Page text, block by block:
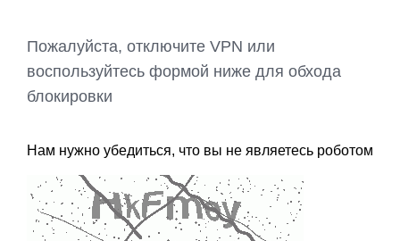
Пожалуйста, отключите VPN или
воспользуйтесь формой ниже для обхода
блокировки
Нам нужно убедиться, что вы не являетесь роботом